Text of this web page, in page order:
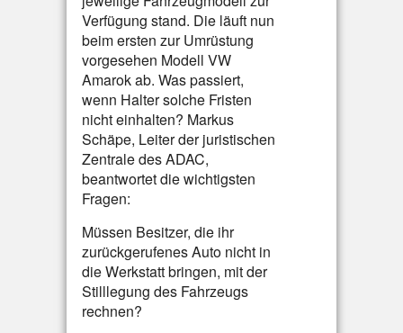
Verfügung stand. Die läuft nun
beim ersten zur Umrüstung
vorgesehen Modell VW
Amarok ab. Was passiert,
wenn Halter solche Fristen
nicht einhalten? Markus
Schäpe, Leiter der juristischen
Zentrale des ADAC,
beantwortet die wichtigsten
Fragen:
Müssen Besitzer, die ihr
zurückgerufenes Auto nicht in
die Werkstatt bringen, mit der
Stilllegung des Fahrzeugs
rechnen?